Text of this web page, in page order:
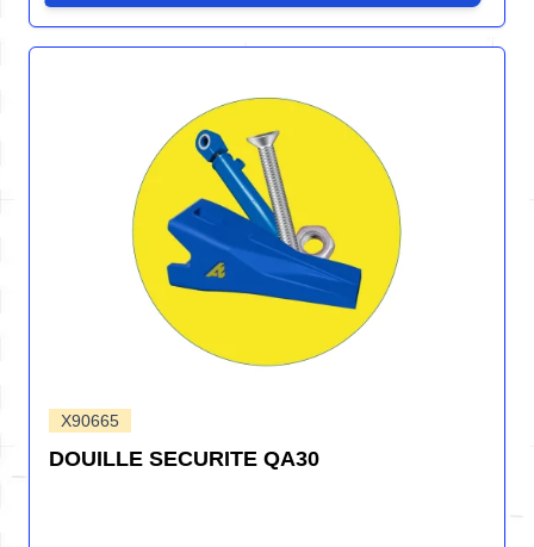
X90665
DOUILLE SECURITE QA30